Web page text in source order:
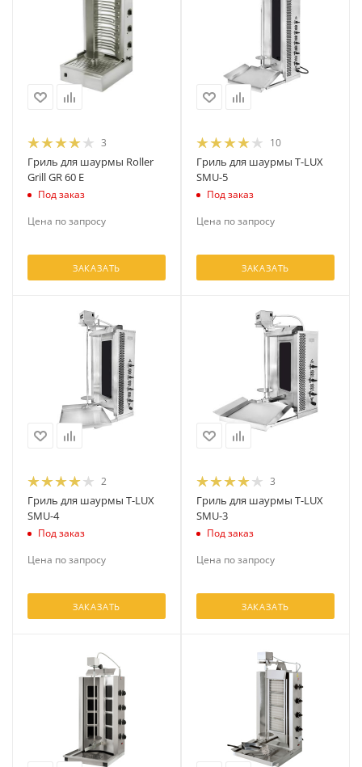
3
Гриль для шаурмы Roller
Grill GR 60 E
Под заказ
Цена по запросу
ЗАКАЗАТЬ
10
Гриль для шаурмы T-LUX
SMU-5
Под заказ
Цена по запросу
ЗАКАЗАТЬ
2
Гриль для шаурмы T-LUX
SMU-4
Под заказ
Цена по запросу
ЗАКАЗАТЬ
3
Гриль для шаурмы T-LUX
SMU-3
Под заказ
Цена по запросу
ЗАКАЗАТЬ